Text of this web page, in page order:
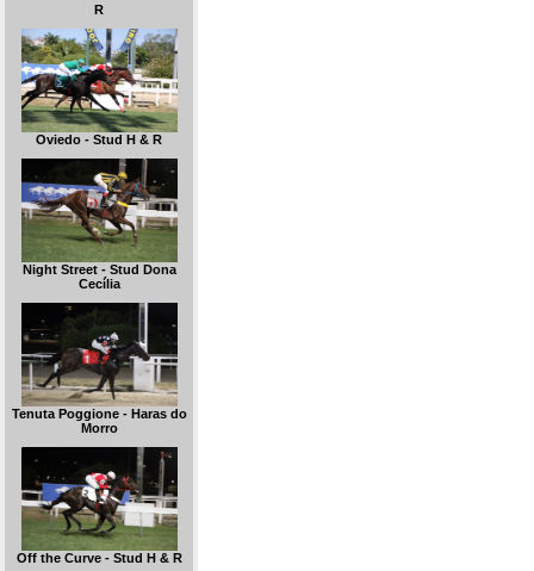
R
Oviedo - Stud H & R
Night Street - Stud Dona
Cecília
Tenuta Poggione - Haras do
Morro
Off the Curve - Stud H & R